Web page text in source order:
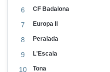
6 CF Badalona
7 Europa II
8 Peralada
9 L'Escala
10 Tona